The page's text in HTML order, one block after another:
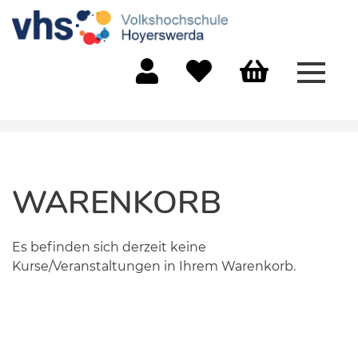
WARENKORB
Es befinden sich derzeit keine
Kurse/Veranstaltungen in Ihrem Warenkorb.